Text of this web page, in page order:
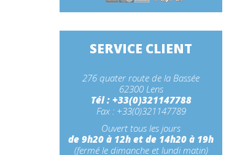
SERVICE CLIENT
276 quater route de la Bassée
62300 Lens
Tél : +33(0)321147788
Fax : +33(0)321147789
Ouvert tous les jours
de 9h20 à 12h et de 14h20 à 19h
(fermé le dimanche et lundi matin)